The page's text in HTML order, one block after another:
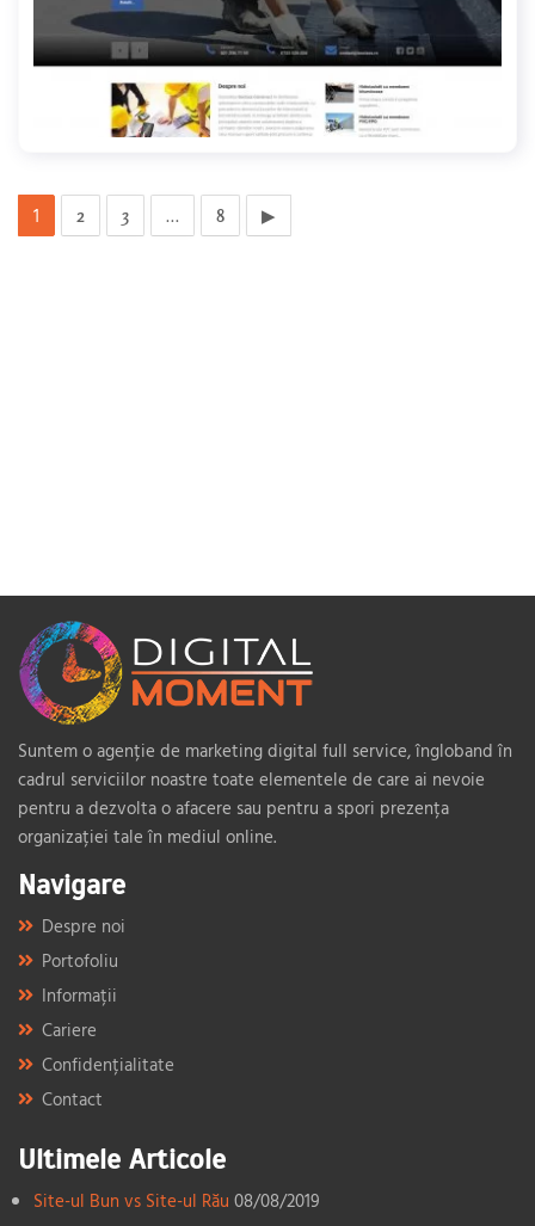
izoclass.ro
1 2 3 … 8 ▶
Suntem o agenție de marketing digital full service, îngloband în
cadrul serviciilor noastre toate elementele de care ai nevoie
pentru a dezvolta o afacere sau pentru a spori prezența
organizației tale în mediul online.
Navigare
Despre noi
Portofoliu
Informații
Cariere
Confidențialitate
Contact
Ultimele Articole
Site-ul Bun vs Site-ul Rău 08/08/2019